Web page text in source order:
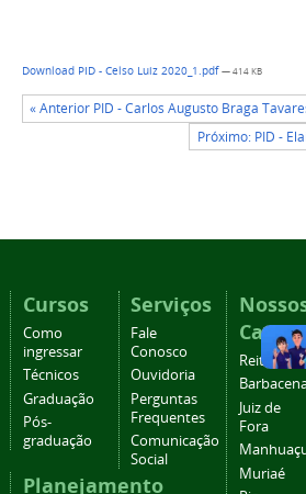
Download PID - Celso Luiz 2020_1.pdf— 414 KB
« Anterior PID - Carlos Augusto Braga
Próximo: PID -
Cursos
Como
ingressar
Técnicos
Graduação
Pós-
graduação
Planejamento
Serviços
Fale
Conosco
Ouvidoria
Perguntas
Frequentes
Comunicação
Social
Campi
Reitoria
Juiz de
Fora
Muriaé